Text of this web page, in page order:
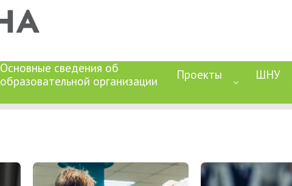
Основные сведения об
образовательной организации
Проекты ШНУ